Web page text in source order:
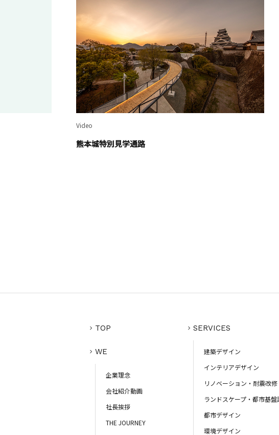
Video
熊本城特別見学通路
TOP
WE
企業理念
会社紹介動画
社長挨拶
THE JOURNEY
SERVICES
建築デザイン
インテリアデザイン
リノベーション・耐震改修
ランドスケープ・都市基盤
都市デザイン
環境デザイン